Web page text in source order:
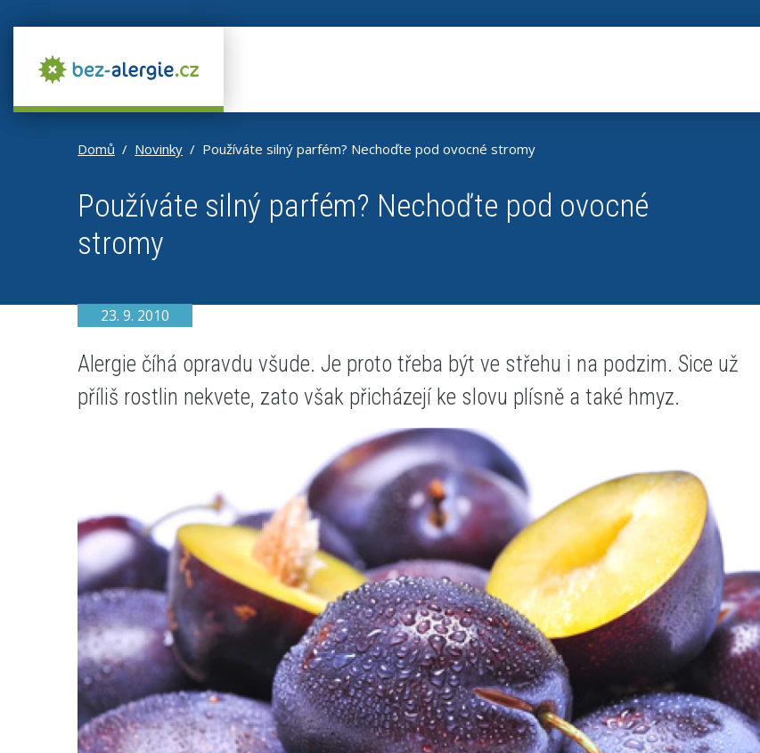
Domů Novinky Používáte silný parfém? Nechoďte pod ovocné stromy
Používáte silný parfém? Nechoďte pod ovocné
stromy
23. 9. 2010
Alergie číhá opravdu všude. Je proto třeba být ve střehu i na podzim. Sice už
příliš rostlin nekvete, zato však přicházejí ke slovu plísně a také hmyz.